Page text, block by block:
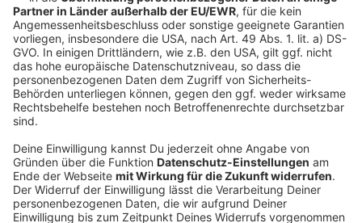
Wir verwenden einen Service eines
Drittanbieters, um Videoinhalte
einzubetten. Dieser Service kann
Daten zu Ihren Aktivitäten
sammeln. Bitte lesen Sie die
Details durch und stimmen Sie der
Video anzusehen.
Mehr Informationen
Rea Garvey, der irische Musiker und Songwriter, hat